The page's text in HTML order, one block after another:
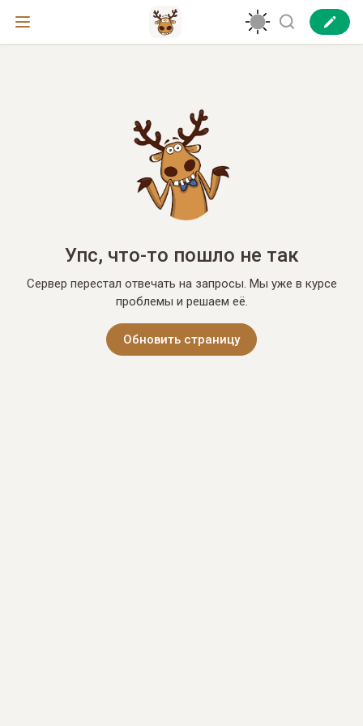
Упс, что-то пошло не так
Сервер перестал отвечать на запросы. Мы уже в курсе
проблемы и решаем её.
Обновить страницу